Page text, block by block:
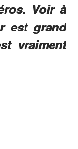
Voir à
est grand
vraiment